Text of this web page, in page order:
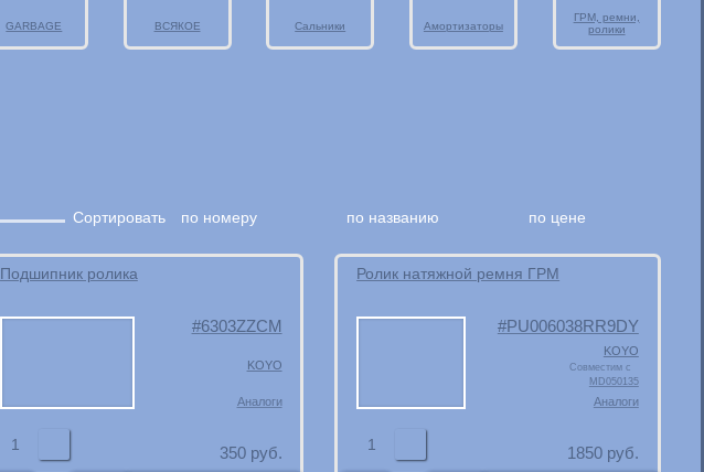
GARBAGE ВСЯКОЕ Сальники Амортизаторы
ГРМ, ремни,
ролики
Сортировать по номеру по названию по цене
Подшипник ролика
6303ZZCM
KOYO
Аналоги
1 350руб.
Ролик натяжной ремня ГРМ
PU006038RR9DY
KOYO
Совместим с
MD050135
Аналоги
1 1850руб.